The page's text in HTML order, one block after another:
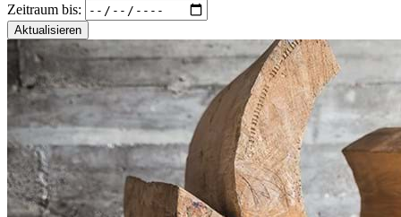
Zeitraum bis:
Aktualisieren